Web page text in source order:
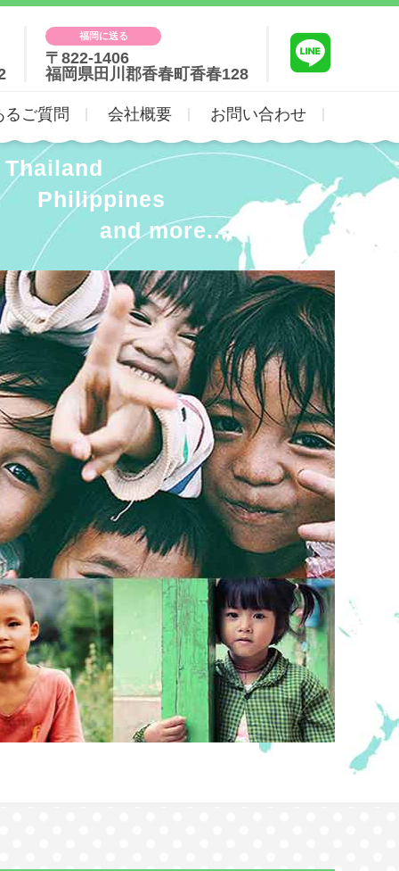
福岡に送る
〒822-1406
福岡県田川郡香春町香春128
るご質問 会社概要 お問い合わせ
Thailand
Philippines
and more...